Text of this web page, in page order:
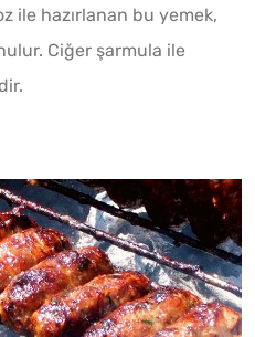
ile hazırlanan bu yemek,
Ciğer şarmula ile